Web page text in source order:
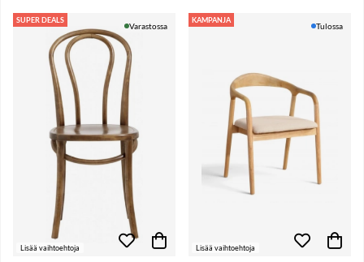
SUPER DEALS
Lisää vaihtoehtoja
Varastossa
KAMPANJA
Lisää vaihtoehtoja
Tulossa